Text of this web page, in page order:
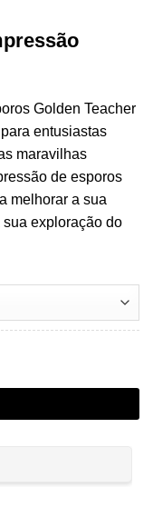
Golden Teacher
entusiastas
maravilhas
de esporos
melhorar a sua
exploração do